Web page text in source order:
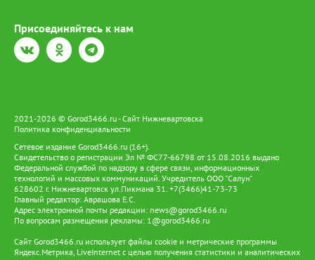
Присоединяйтесь к нам
2021-2026 © Gorod3466.ru - Сайт Нижневартовска
Политика конфиденциальности
Сетевое издание Gorod3466.ru (16+).
Свидетельство о регистрации Эл № ФС77-66798 от 15.08.2016 выдано
Федеральной службой по надзору в сфере связи, информационных
технологий и массовых коммуникаций. Учредитель ООО "Салун"
628602 г. Нижневартовск ул.Пикмана 31. +7(3466)41-73-73
Главный редактор: Аврашова Е.С.
Адрес электронной почты редакции: news@gorod3466.ru
По вопросам размещения рекламы: 1@gorod3466.ru
Сайт Gorod3466.ru использует файлы cookie и метрические программы
Яндекс.Метрика, LiveInternet с целью получения статистики и аналитических